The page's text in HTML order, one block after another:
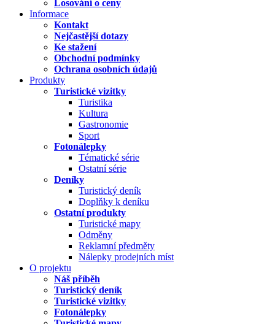
Losování o ceny
Informace
Kontakt
Nejčastější dotazy
Ke stažení
Obchodní podmínky
Ochrana osobních údajů
Produkty
Turistické vizitky
Turistika
Kultura
Gastronomie
Sport
Fotonálepky
Tématické série
Ostatní série
Deníky
Turistický deník
Doplňky k deníku
Ostatní produkty
Turistické mapy
Odměny
Reklamní předměty
Nálepky prodejních míst
O projektu
Náš příběh
Turistický deník
Turistické vizitky
Fotonálepky